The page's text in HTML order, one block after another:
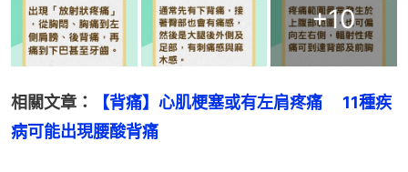
+10
相關文章：
【背痛】心肌梗塞或有左肩疼痛　 11種疾
病可能出現腰酸背痛